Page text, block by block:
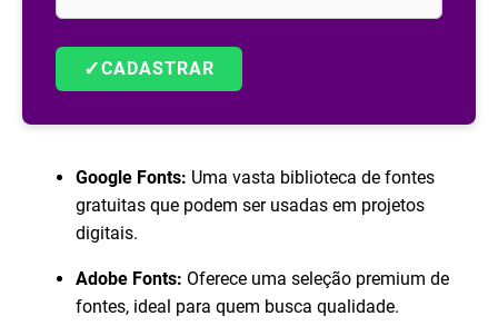
✓CADASTRAR
Google Fonts: Uma vasta biblioteca de fontes
gratuitas que podem ser usadas em projetos
digitais.
Adobe Fonts: Oferece uma seleção premium de
fontes, ideal para quem busca qualidade.